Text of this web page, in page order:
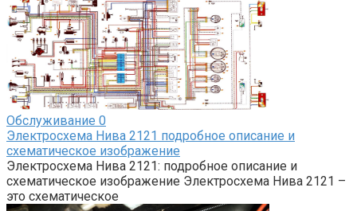
Обслуживание 0
Электросхема Нива 2121 подробное описание и
схематическое изображение
Электросхема Нива 2121: подробное описание и
схематическое изображение Электросхема Нива 2121 –
это схематическое